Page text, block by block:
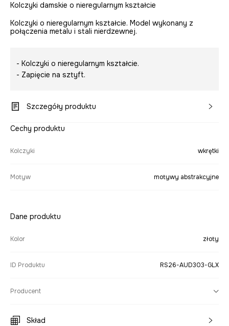
Kolczyki damskie o nieregularnym kształcie
Kolczyki o nieregularnym kształcie. Model wykonany z
połączenia metalu i stali nierdzewnej.
- Kolczyki o nieregularnym kształcie.
- Zapięcie na sztyft.
Szczegóły produktu
Cechy produktu
Kolczyki wkrętki
Motyw motywy abstrakcyjne
Dane produktu
Kolor złoty
ID Produktu RS26-AUD303-GLX
Producent
Skład